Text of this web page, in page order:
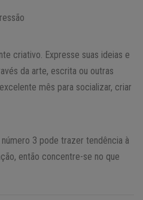
criativo. Expresse suas ideias e
da arte, escrita ou outras
mês para socializar, criar
3 pode trazer tendência à
então concentre-se no que